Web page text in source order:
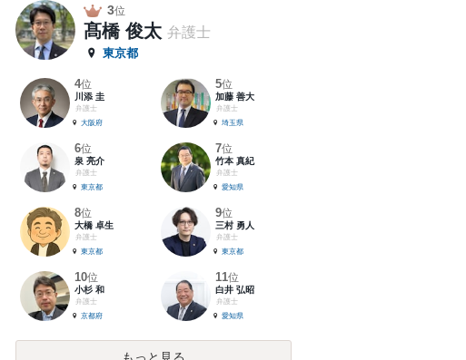
3位
髙橋 俊太 弁護士
東京都
4位
川添 圭
弁護士
大阪府
5位
加藤 善大
弁護士
埼玉県
6位
泉 亮介
弁護士
東京都
7位
竹本 真紀
弁護士
愛知県
8位
大橋 卓生
弁護士
東京都
9位
三村 勇人
弁護士
東京都
10位
小杉 和
弁護士
京都府
11位
白井 弘昭
弁護士
愛知県